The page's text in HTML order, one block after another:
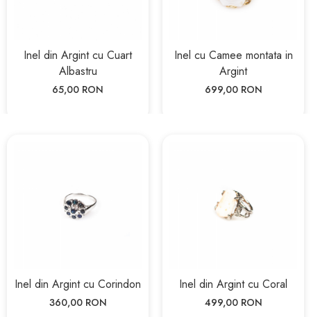
Inel din Argint cu Cuart
Albastru
65,00 RON
Inel cu Camee montata in
Argint
699,00 RON
Inel din Argint cu Corindon
360,00 RON
Inel din Argint cu Coral
499,00 RON